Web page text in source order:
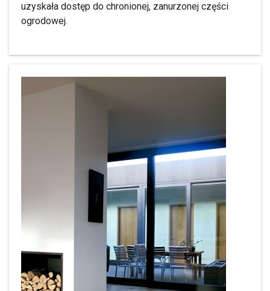
uzyskała dostęp do chronionej, zanurzonej części
ogrodowej.